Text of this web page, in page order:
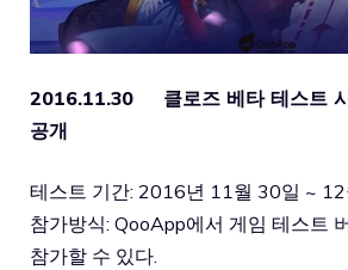
2016.11.30 클로즈 베타 테스트 시
공개
테스트 기간: 2016년 11월 30일 ~
참가방식: QooApp에서 게임 테스트
참가할 수 있다.